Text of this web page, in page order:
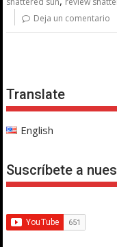
Deja un comentario
Translate
English
Suscríbete a